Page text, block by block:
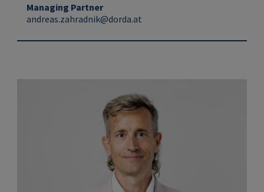
Managing Partner
andreas.zahradnik@dorda.at